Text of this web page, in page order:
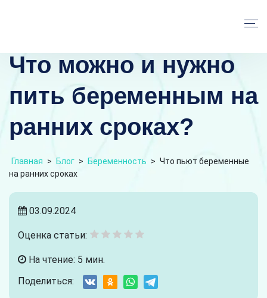
Что можно и нужно
пить беременным на
ранних сроках?
Главная > Блог > Беременность > Что пьют беременные
на ранних сроках
03.09.2024
Оценка статьи:
На чтение: 5 мин.
Поделиться: